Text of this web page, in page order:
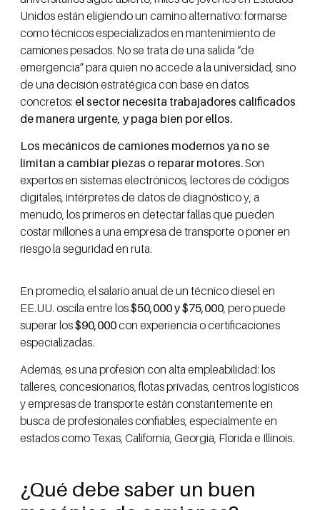
Unidos están eligiendo un camino alternativo: formarse
como técnicos especializados en mantenimiento de
camiones pesados. No se trata de una salida “de
emergencia” para quien no accede a la universidad, sino
de una decisión estratégica con base en datos
concretos: el sector necesita trabajadores calificados
de manera urgente, y paga bien por ellos.
Los mecánicos de camiones modernos ya no se
limitan a cambiar piezas o reparar motores.Son
expertos en sistemas electrónicos, lectores de códigos
digitales, intérpretes de datos de diagnóstico y, a
menudo, los primeros en detectar fallas que pueden
costar millones a una empresa de transporte o poner en
riesgo la seguridad en ruta.
En promedio, el salario anual de un técnico diesel en
EE.UU. oscila entre los$50,000 y $75,000 , pero puede
superar los$90,000con experiencia o certificaciones
especializadas.
Además, es una profesión con alta empleabilidad: los
talleres, concesionarios, flotas privadas, centros logísticos
y empresas de transporte están constantemente en
busca de profesionales confiables, especialmente en
estados como Texas, California, Georgia, Florida e Illinois.
¿Qué debe saber un buen